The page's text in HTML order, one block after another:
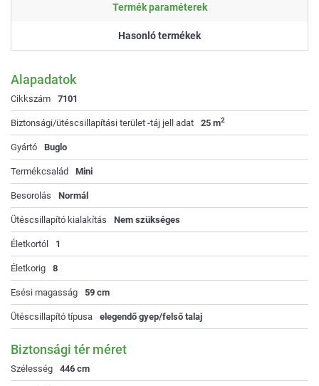
Termék paraméterek
Hasonló termékek
Alapadatok
Cikkszám 7101
Biztonsági/ütéscsillapítási terület -táj jell adat 25 m2
Gyártó Buglo
Termékcsalád Mini
Besorolás Normál
Ütéscsillapító kialakítás Nem szükséges
Életkortól 1
Életkorig 8
Esési magasság 59 cm
Ütéscsillapító típusa elegendő gyep/felső talaj
Biztonsági tér méret
Szélesség 446 cm